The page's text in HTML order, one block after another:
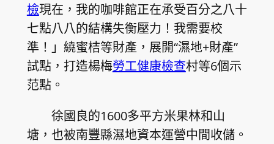
檢現在，我的咖啡館正在承受百分之八十
七點八八的結構失衡壓力！我需要校
準！」繞蜜桔等財產，展開“濕地+財產”
試點，打造楊梅勞工健康檢查村等6個示
范點。
徐國良的1600多平方米果林和山
塘，也被南豐縣濕地資本運營中間收儲。